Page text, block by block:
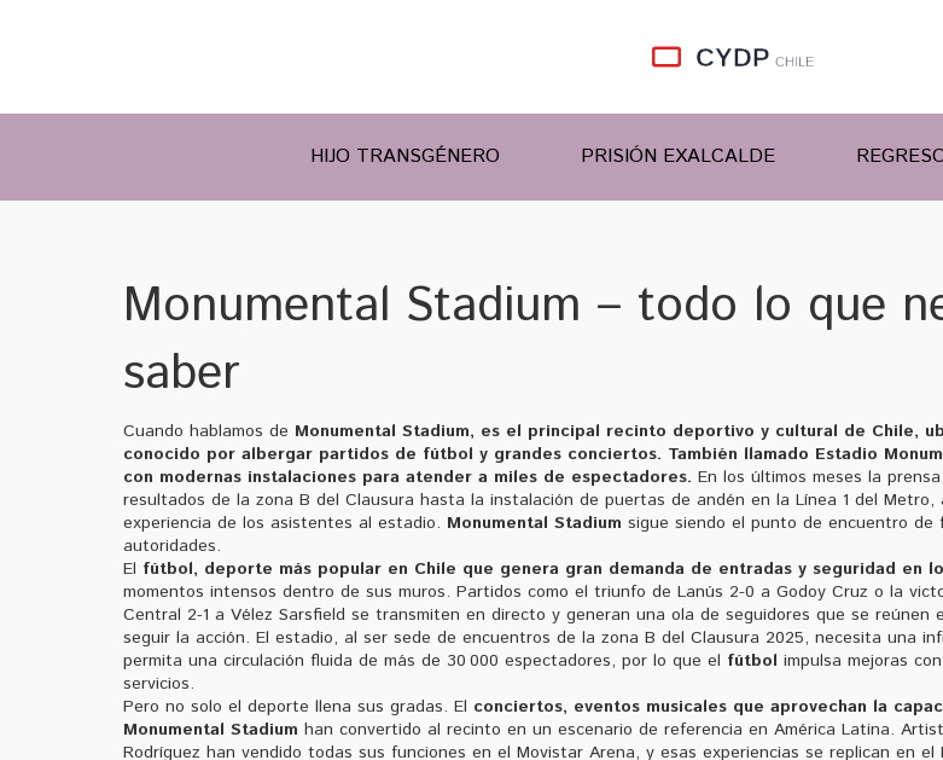
HIJO TRANSGÉNERO PRISIÓN EXALCALDE
Monumental Stadium – todo lo que
saber
Cuando hablamos de Monumental Stadium, es el principal recinto deportivo y cultural de Chile,
conocido por albergar partidos de fútbol y grandes conciertos. También llamado Estadio
con modernas instalaciones para atender a miles de espectadores. En los últimos meses la
resultados de la zona B del Clausura hasta la instalación de puertas de andén en la Línea 1 del Metro,
experiencia de los asistentes al estadio. Monumental Stadium sigue siendo el punto de encuentro
autoridades.
El fútbol, deporte más popular en Chile que genera gran demanda de entradas y seguridad en
momentos intensos dentro de sus muros. Partidos como el triunfo de Lanús 2-0 a Godoy Cruz o la
Central 2-1 a Vélez Sarsfield se transmiten en directo y generan una ola de seguidores que se reúnen
seguir la acción. El estadio, al ser sede de encuentros de la zona B del Clausura 2025, necesita una
permita una circulación fluida de más de 30 000 espectadores, por lo que el fútbol impulsa mejoras
servicios.
Pero no solo el deporte llena sus gradas. El conciertos, eventos musicales que aprovechan la
Monumental Stadium han convertido al recinto en un escenario de referencia en América Latina.
Rodríguez han vendido todas sus funciones en el Movistar Arena, y esas experiencias se replican en el